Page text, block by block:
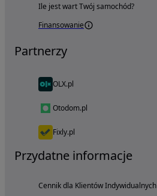
Ile jest wart Twój samochód?
Finansowanie
Partnerzy
OLX.pl
Otodom.pl
Fixly.pl
Przydatne informacje
Cennik dla Klientów Indywidualnych